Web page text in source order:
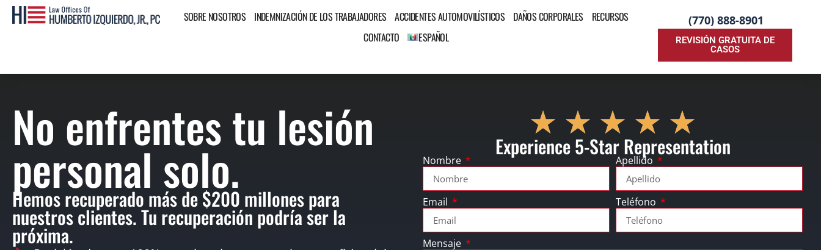
SOBRE NOSOTROS INDEMNIZACIÓN DE LOS TRABAJADORES ACCIDENTES AUTOMOVILÍSTICOS DAÑOS CORPORALES
RECURSOS
CONTACTO
ESPAÑOL
(770) 888-8901
REVISIÓN GRATUITA DE
CASOS
No enfrentes tu lesión
personal solo.
Hemos recuperado más de $200 millones para
nuestros clientes. Tu recuperación podría ser la
próxima.
Experience 5-Star Representation
Nombre Apellido
Email Teléfono
Mensaje